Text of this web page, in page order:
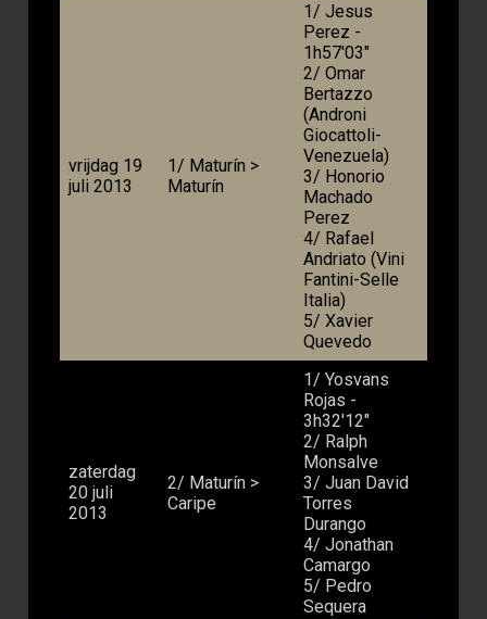
vrijdag 19
juli 2013
1/ Maturín >
Maturín
1/ Jesus
Perez -
1h57'03"
2/ Omar
Bertazzo
(Androni
Giocattoli-
Venezuela)
3/ Honorio
Machado
Perez
4/ Rafael
Andriato (Vini
Fantini-Selle
Italia)
5/ Xavier
Quevedo
zaterdag
20 juli
2013
2/ Maturín >
Caripe
1/ Yosvans
Rojas -
3h32'12"
2/ Ralph
Monsalve
3/ Juan David
Torres
Durango
4/ Jonathan
Camargo
5/ Pedro
Sequera